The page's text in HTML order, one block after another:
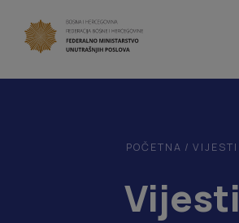
POČETNA / VIJESTI
Vijesti